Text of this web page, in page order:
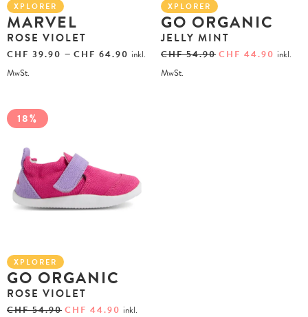
XPLORER
MARVEL
ROSE VIOLET
CHF 39.90 – CHF 64.90 inkl.
MwSt.
XPLORER
GO ORGANIC
JELLY MINT
CHF54.90 CHF 44.90 inkl.
MwSt.
18%
XPLORER
GO ORGANIC
ROSE VIOLET
CHF54.90 CHF 44.90 inkl.